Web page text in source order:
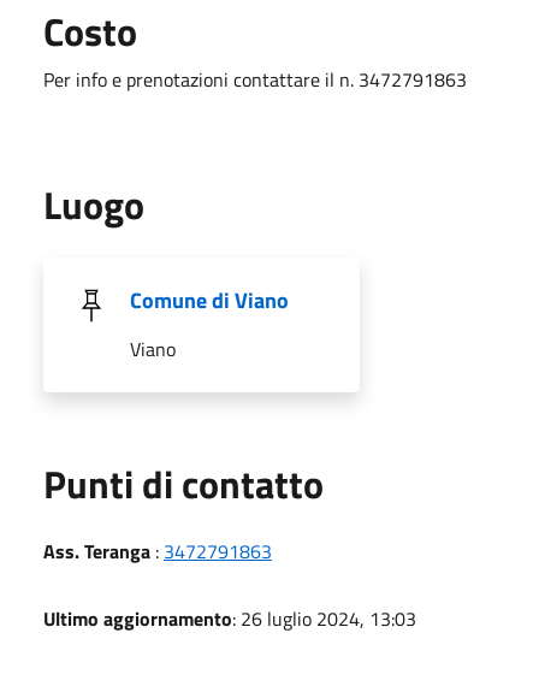
Costo
Per info e prenotazioni contattare il n. 3472791863
Luogo
Comune di Viano
Viano
Punti di contatto
Ass. Teranga : 3472791863
Ultimo aggiornamento: 26 luglio 2024, 13:03